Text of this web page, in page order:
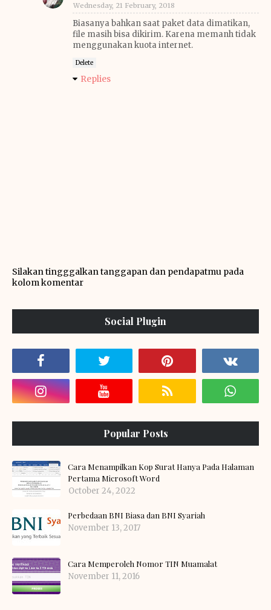
Wednesday, 21 February, 2018
Biasanya bahkan saat paket data dimatikan,
file masih bisa dikirim. Karena memanh tidak
menggunakan kuota internet.
Delete
Replies
Silakan tingggalkan tanggapan dan pendapatmu pada
kolom komentar
Social Plugin
Popular Posts
Cara Menampilkan Kop Surat Hanya Pada Halaman
Pertama Microsoft Word
October 24, 2022
Perbedaan BNI Biasa dan BNI Syariah
November 13, 2017
Cara Memperoleh Nomor TIN Muamalat
November 11, 2016